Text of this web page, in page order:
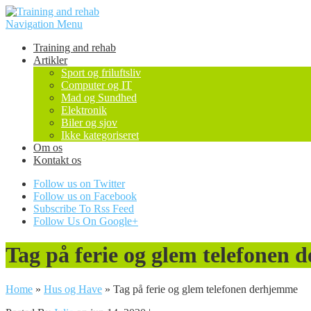
Navigation Menu
Training and rehab
Artikler
Sport og friluftsliv
Computer og IT
Mad og Sundhed
Elektronik
Biler og sjov
Ikke kategoriseret
Om os
Kontakt os
Follow us on Twitter
Follow us on Facebook
Subscribe To Rss Feed
Follow Us On Google+
Tag på ferie og glem telefonen
Home » Hus og Have » Tag på ferie og glem telefonen derhjemme